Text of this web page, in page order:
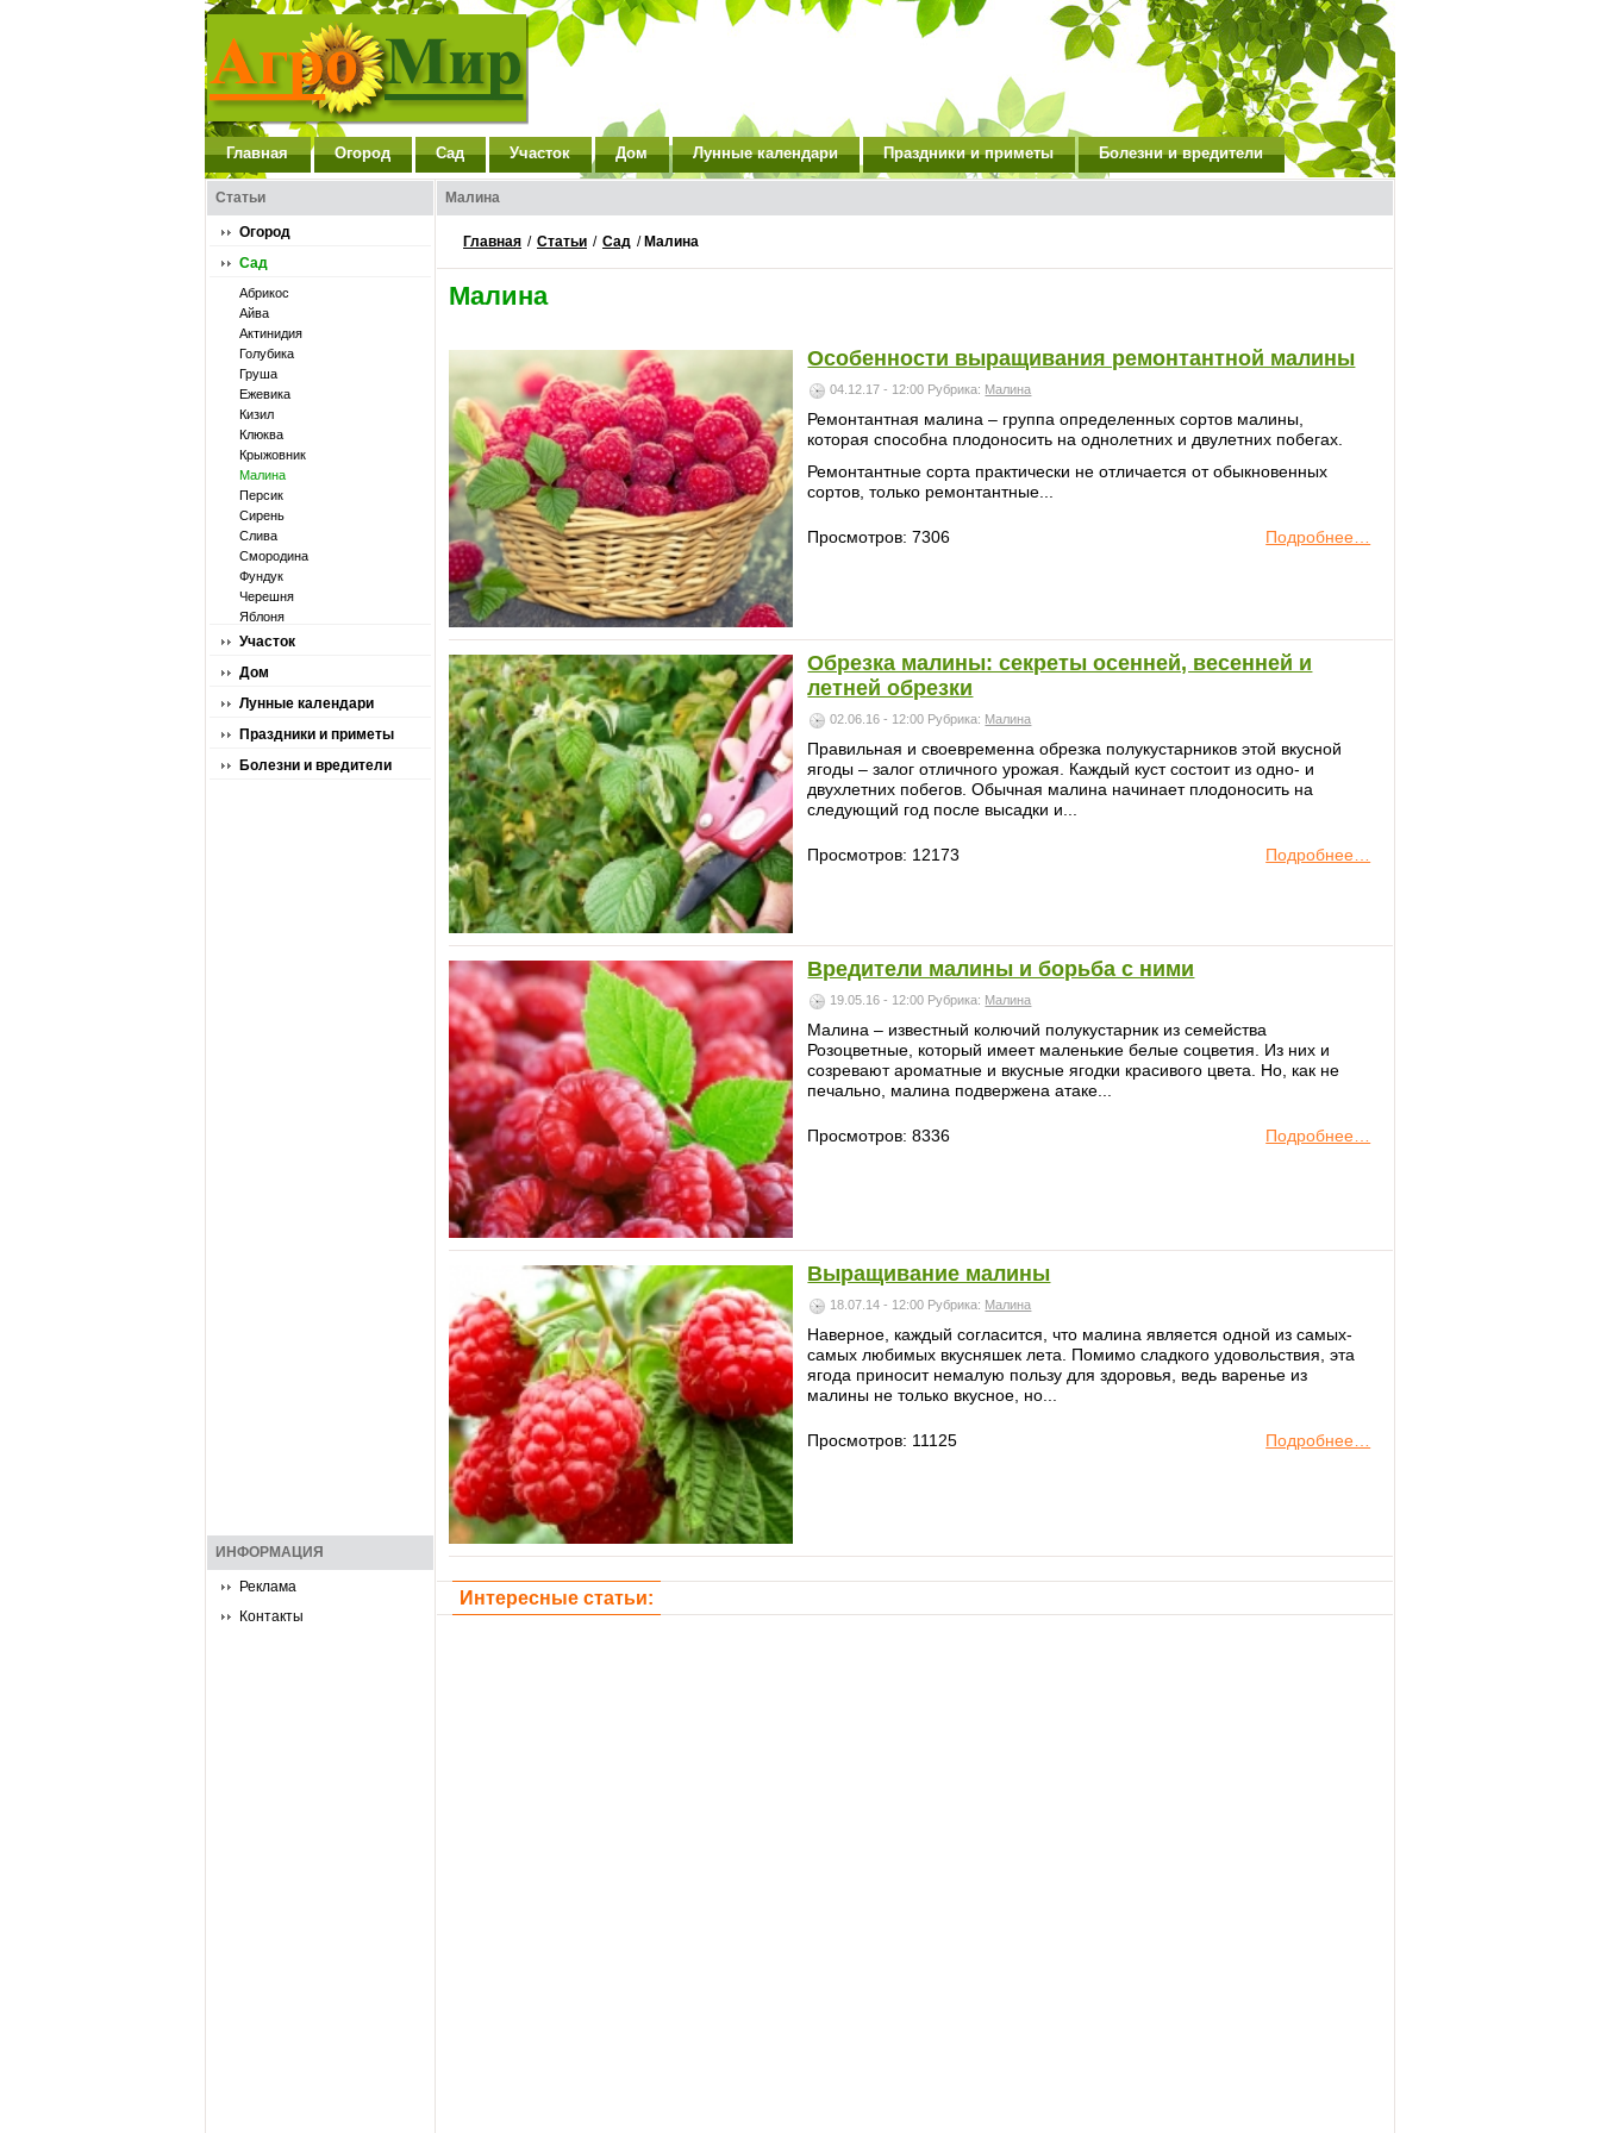
Главная Огород Сад Участок Дом Лунные календари Праздники и приметы Болезни и вредители
Статьи
Огород
Сад
Абрикос
Айва
Актинидия
Голубика
Груша
Ежевика
Кизил
Клюква
Крыжовник
Малина
Персик
Сирень
Слива
Смородина
Фундук
Черешня
Яблоня
Участок
Дом
Лунные календари
Праздники и приметы
Болезни и вредители
ИНФОРМАЦИЯ
Реклама
Контакты
Малина
Главная / Статьи / Сад / Малина
Малина
Особенности выращивания ремонтантной малины
04.12.17 - 12:00 Рубрика: Малина
Ремонтантная малина – группа определенных сортов малины,
которая способна плодоносить на однолетних и двулетних побегах.
Ремонтантные сорта практически не отличается от обыкновенных
сортов, только ремонтантные...
Подробнее…
Просмотров: 7306
Обрезка малины: секреты осенней, весенней и
летней обрезки
02.06.16 - 12:00 Рубрика: Малина
Правильная и своевременна обрезка полукустарников этой вкусной
ягоды – залог отличного урожая. Каждый куст состоит из одно- и
двухлетних побегов. Обычная малина начинает плодоносить на
следующий год после высадки и...
Подробнее…
Просмотров: 12173
Вредители малины и борьба с ними
19.05.16 - 12:00 Рубрика: Малина
Малина – известный колючий полукустарник из семейства
Розоцветные, который имеет маленькие белые соцветия. Из них и
созревают ароматные и вкусные ягодки красивого цвета. Но, как не
печально, малина подвержена атаке...
Подробнее…
Просмотров: 8336
Выращивание малины
18.07.14 - 12:00 Рубрика: Малина
Наверное, каждый согласится, что малина является одной из самых-
самых любимых вкусняшек лета. Помимо сладкого удовольствия, эта
ягода приносит немалую пользу для здоровья, ведь варенье из
малины не только вкусное, но...
Подробнее…
Просмотров: 11125
Интересные статьи: